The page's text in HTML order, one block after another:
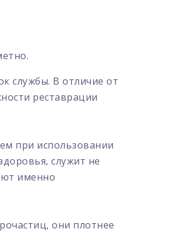
службы. В отличие от
реставрации
при использовании
служит не
именно
они плотнее